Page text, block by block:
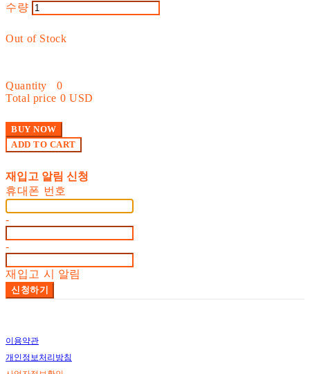
수량
Out of Stock
Quantity
0
Total price 0 USD
BUY NOW
ADD TO CART
재입고 알림 신청
휴대폰 번호
-
-
재입고 시 알림
신청하기
이용약관
개인정보처리방침